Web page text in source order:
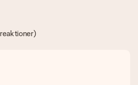
kan du kontakte vores
dit foto sammen med den gave,
Så kan de tjekke kvaliteten for
PNG-filer til vores editor. Er dette for
af et andet format, du gerne vil
)